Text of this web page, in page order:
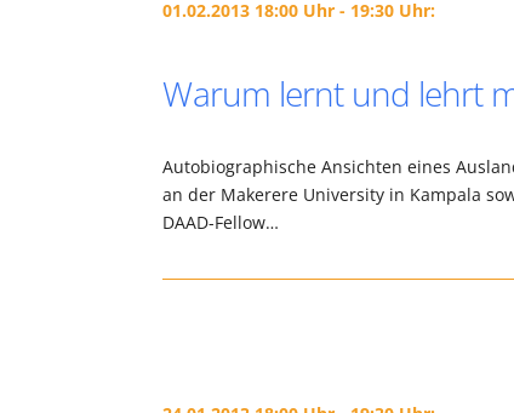
01.02.2013 18:00 Uhr - 19:30 Uhr:
Warum lernt und lehrt
Autobiographische Ansichten eines
an der Makerere University in Kampala
DAAD-Fellow…